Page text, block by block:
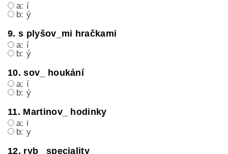
a: í
b: ý
9. s plyšov_mi hračkami
a: í
b: ý
10. sov_ houkání
a: í
b: ý
11. Martinov_ hodinky
a: i
b: y
12. ryb_ speciality